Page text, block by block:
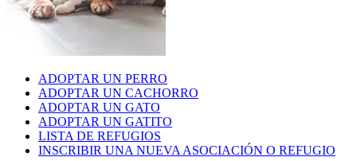
ADOPTAR UN PERRO
ADOPTAR UN CACHORRO
ADOPTAR UN GATO
ADOPTAR UN GATITO
LISTA DE REFUGIOS
INSCRIBIR UNA NUEVA ASOCIACIÓN O REFUGIO